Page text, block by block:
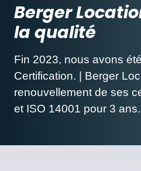
Berger
la qualité
Fin 2023, nous avons
Certification. | Berger
renouvellement de ses
et ISO 14001 pour 3 ans.